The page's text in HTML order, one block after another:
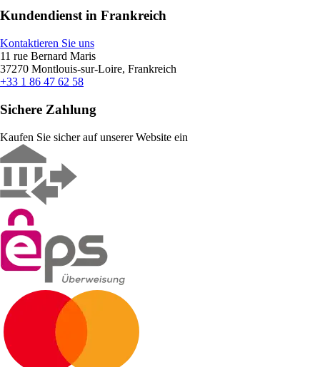
Kundendienst in Frankreich
Kontaktieren Sie uns
11 rue Bernard Maris
37270 Montlouis-sur-Loire, Frankreich
+33 1 86 47 62 58
Sichere Zahlung
Kaufen Sie sicher auf unserer Website ein